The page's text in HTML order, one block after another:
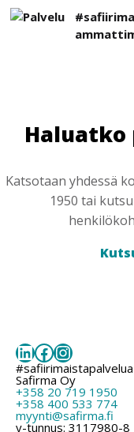
Haluatko
Katsotaan yhdessä
1950 tai
LinkedIn
Facebook
Instagram
#safiirimaistapalvelua
Safirma Oy
+358 20 719 1950
+358 400 533 774
myynti@safirma.fi
y-tunnus: 3117980-8